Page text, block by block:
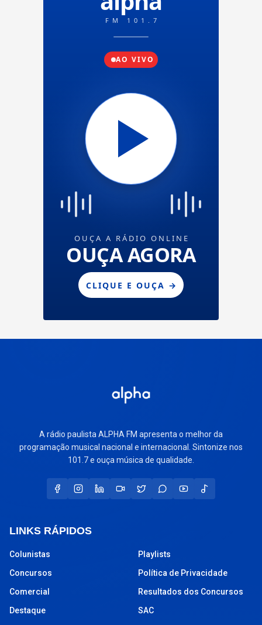
A rádio paulista ALPHA FM apresenta o melhor da
programação musical nacional e internacional. Sintonize nos
101.7 e ouça música de qualidade.
LINKS RÁPIDOS
Colunistas
Concursos
Comercial
Destaque
Playlists
Política de Privacidade
Resultados dos Concursos
SAC